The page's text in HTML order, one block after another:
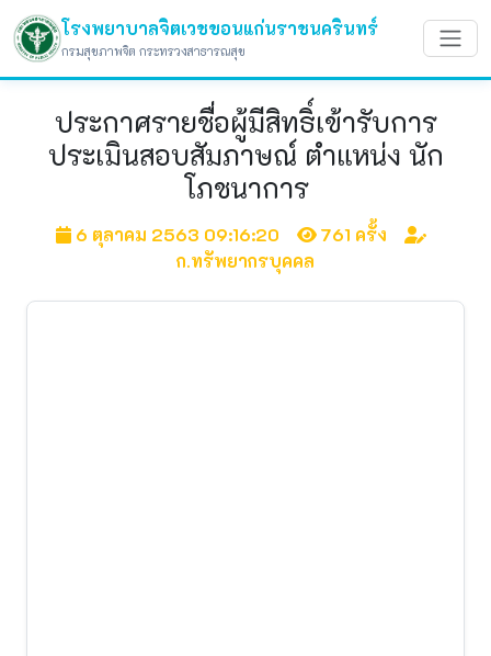
โรงพยาบาลจิตเวชขอนแก่นราชนครินทร์
กรมสุขภาพจิต กระทรวงสาธารณสุข
ประกาศรายชื่อผู้มีสิทธิ์เข้ารับการ
ประเมินสอบสัมภาษณ์ ตำแหน่ง นัก
โภชนาการ
6 ตุลาคม 2563 09:16:20
761 ครั้ง
ก.ทรัพยากรบุคคล